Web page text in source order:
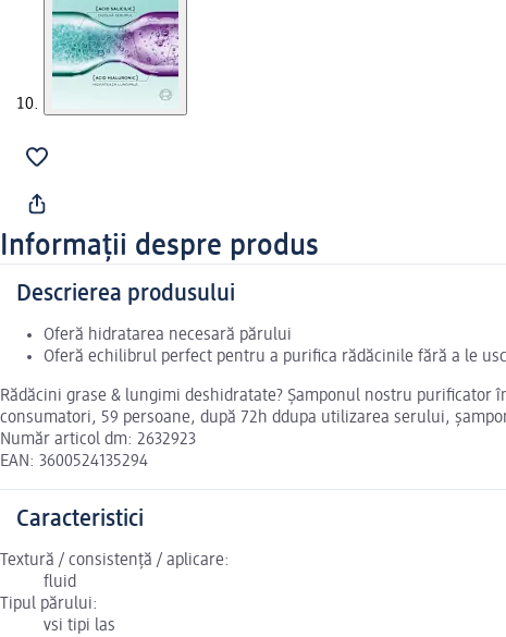
Informații despre produs
Descrierea produsului
Oferă hidratarea necesară părului
Oferă echilibrul perfect pentru a purifica rădăcinile fără a le
Rădăcini grase & lungimi deshidratate? Șamponul nostru
consumatori, 59 persoane, după 72h ddupa utilizarea serului,
Număr articol dm: 2632923
EAN: 3600524135294
Caracteristici
Textură / consistență / aplicare:
fluid
Tipul părului:
vsi tipi las